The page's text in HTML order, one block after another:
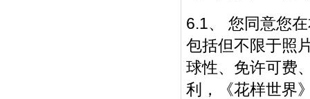
6.1、 您同意您
包括但不限于照
球性、免许可费
利，《花样世界